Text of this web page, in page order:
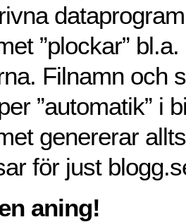
”plockar”
Filnamn och
”automatik” i
genererar
för just
aning!